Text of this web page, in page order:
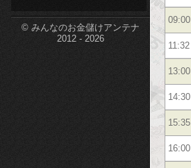
© みんなのお金儲けアンテナ
2012 - 2026
09:00
11:32
13:00
14:30
15:35
16:00